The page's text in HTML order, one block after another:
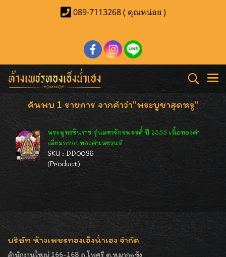
089-7113268 ( คุณหน่อย )
ค้นพบ 1 รายการ จากคำว่า"พระบูชาสุดหรู"
พระพุทธชินราช รุ่นมหาจักรพรรดิ์ ปี 2555 เนื้อทองคำ
เลี่ยมกรอบทองคำเพชรแท้
SKU : DD0036
(Product)
บริษัท ห้างเพชรทองเอ็งน่ำเฮง จำกัด
สำนักงานใหญ่ 166-168 ถ.โพศรี ต.หมากแข้ง